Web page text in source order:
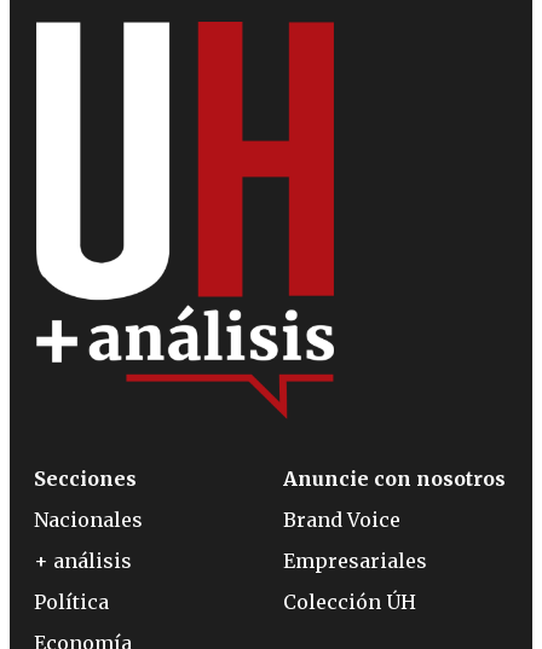
Secciones
Nacionales
+ análisis
Política
Economía
Anuncie con nosotros
Brand Voice
Empresariales
Colección ÚH